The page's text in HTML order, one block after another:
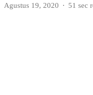
Agustus 19, 2020 51 sec